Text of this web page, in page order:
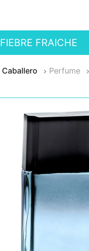
FIEBRE FRAICHE
Caballero Perfume